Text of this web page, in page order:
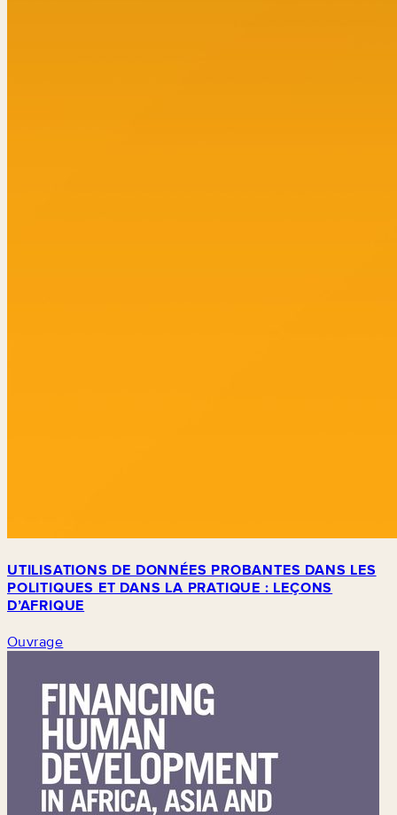
UTILISATIONS DE DONNÉES PROBANTES DANS LES
POLITIQUES ET DANS LA PRATIQUE : LEÇONS
D’AFRIQUE
Ouvrage